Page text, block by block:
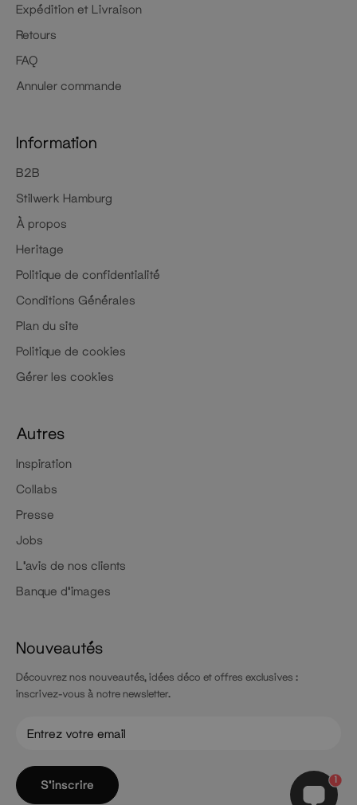
Expédition et Livraison
Retours
FAQ
Annuler commande
Information
B2B
Stilwerk Hamburg
À propos
Heritage
Politique de confidentialité
Conditions Générales
Plan du site
Politique de cookies
Gérer les cookies
Autres
Inspiration
Collabs
Presse
Jobs
L'avis de nos clients
Banque d'images
Nouveautés
Découvrez nos nouveautés, idées déco et offres exclusives :
inscrivez-vous à notre newsletter.
S'inscrire 1